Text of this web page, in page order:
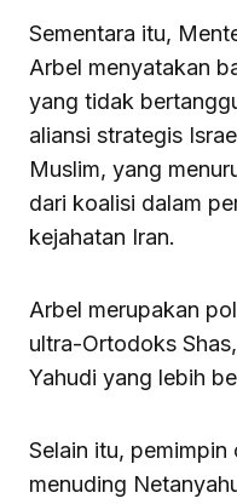
Sementara itu,
Arbel menyatakan
yang tidak
aliansi strategis
Muslim, yang
dari koalisi dalam
kejahatan Iran.
Arbel merupakan
ultra-Ortodoks
Yahudi yang lebih
Selain itu,
menuding